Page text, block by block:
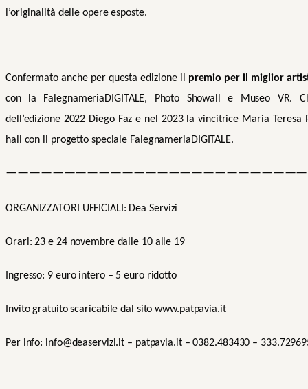
l’originalità delle opere esposte.
Confermato anche per questa edizione il premio per il miglior
con la FalegnameriaDIGITALE, Photo Showall e Museo VR.
dell’edizione 2022 Diego Faz e nel 2023 la vincitrice Maria Teresa
hall
con il progetto speciale FalegnameriaDIGITALE.
ORGANIZZATORI UFFICIALI: Dea Servizi
Orari: 23 e 24 novembre dalle 10 alle 19
Ingresso: 9 euro intero – 5 euro ridotto
Invito gratuito scaricabile dal sito www.patpavia.it
Per info: info@deaservizi.it – patpavia.it – 0382.483430 –